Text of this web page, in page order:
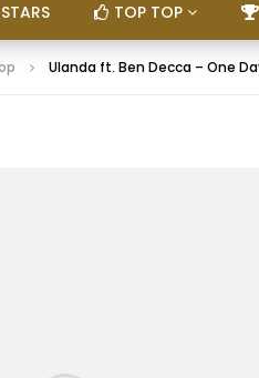
TOP TOP
Ulanda ft. Ben Decca – One